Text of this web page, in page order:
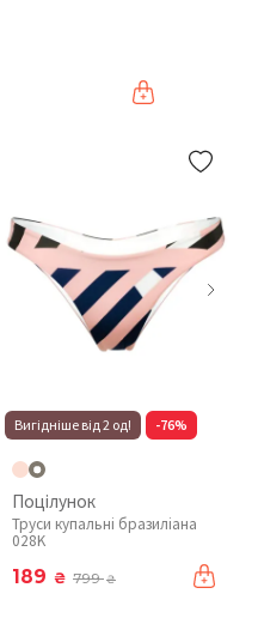
Вигідніше від 2 од! -76%
Поцілунок
Труси купальні бразиліана
028K
189 ₴ 799₴